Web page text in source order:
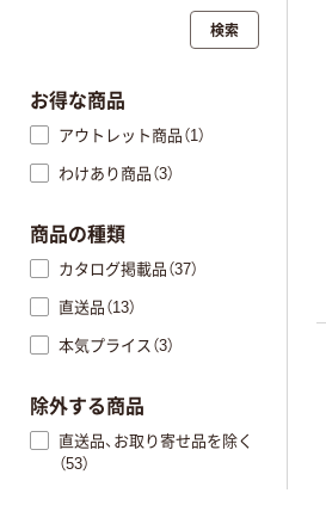
検索
お得な商品
アウトレット商品（1）
わけあり商品（3）
商品の種類
カタログ掲載品（37）
直送品（13）
本気プライス（3）
除外する商品
直送品、お取り寄せ品を除く
（53）